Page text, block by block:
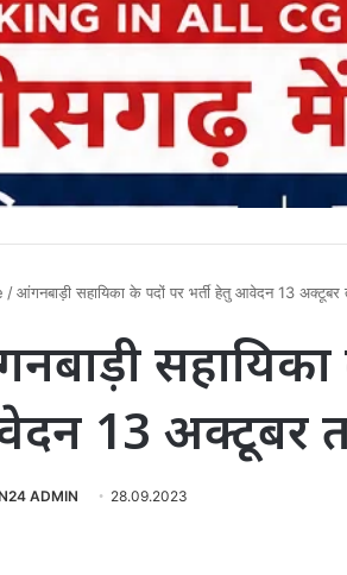
/आंगनबाड़ी सहायिका के पदों पर भर्ती हेतु आवेदन 13
सहायिका
13 अक्टूबर
ADMIN 28.09.2023